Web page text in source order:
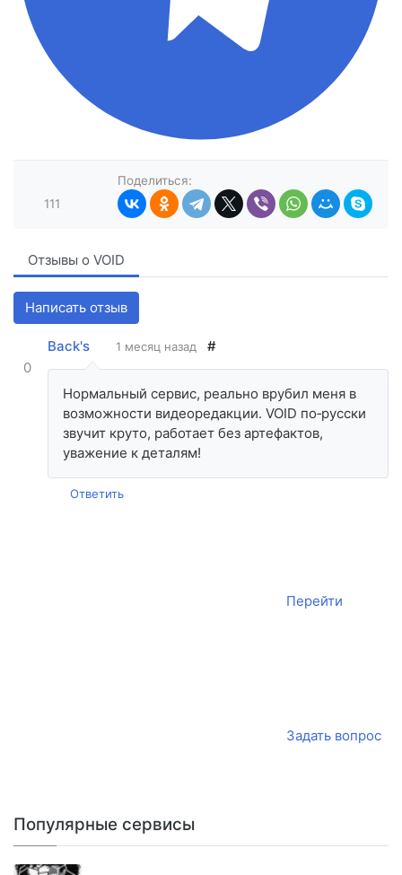
111
Поделиться:
Отзывы о VOID
Написать отзыв
0
Back's 1 месяц назад #
Нормальный сервис, реально врубил меня в
возможности видеоредакции. VOID по‑русски
звучит круто, работает без артефактов,
уважение к деталям!
Ответить
Перейти
Задать вопрос
Популярные сервисы